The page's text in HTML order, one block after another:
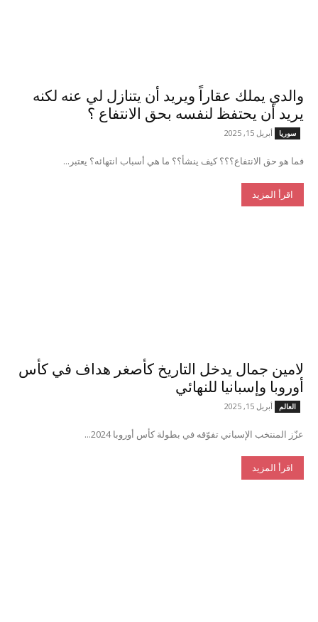
والدي يملك عقاراً ويريد أن يتنازل لي عنه لكنه
يريد أن يحتفظ لنفسه بحق الانتفاع ؟
سوريا أبريل 15, 2025
فما هو حق الانتفاع؟؟؟ كيف ينشأ؟؟ ما هي أسباب انتهائه؟ يعتبر...
اقرأ المزيد
لامين جمال يدخل التاريخ كأصغر هداف في كأس
أوروبا وإسبانيا للنهائي
العالم أبريل 15, 2025
عزّز المنتخب الإسباني تفوّقه في بطولة كأس أوروبا 2024...
اقرأ المزيد